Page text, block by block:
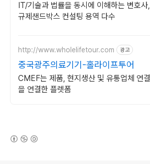
IT/기술과 법률을 동시에 이해하는 변호사,
규제샌드박스 컨설팅 용역 다수
http://www.wholelifetour.com 광고
중국광주의료기기-홀라이프투어
CMEF는 제품, 현지생산 및 유통업체 연결, 의료기술의 혁신
을 연결한 플렛폼